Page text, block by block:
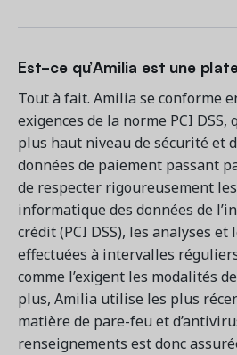
Est-ce qu’Amilia est une
Tout à fait. Amilia se conforme
exigences de la norme PCI
plus haut niveau de sécurité et
données de paiement passant
de respecter rigoureusement
informatique des données de
crédit (PCI DSS), les analyses
effectuées à intervalles
comme l’exigent les modalités
plus, Amilia utilise les plus
matière de pare-feu et
renseignements est donc